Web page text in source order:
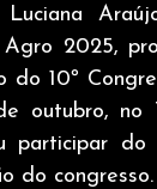
Luciana
2025,
10º
outubro, no
participar do
do congresso.